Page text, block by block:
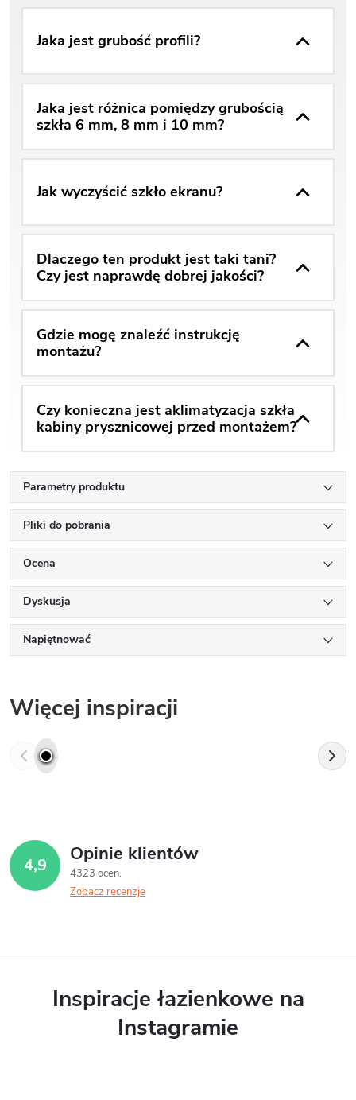
Jaka jest grubość profili?
Jaka jest różnica pomiędzy grubością
szkła 6 mm, 8 mm i 10 mm?
Jak wyczyścić szkło ekranu?
Dlaczego ten produkt jest taki tani?
Czy jest naprawdę dobrej jakości?
Gdzie mogę znaleźć instrukcję
montażu?
Czy konieczna jest aklimatyzacja szkła
kabiny prysznicowej przed montażem?
Parametry produktu
Pliki do pobrania
Ocena
Dyskusja
Napiętnować
Więcej inspiracji
4,9 Opinie klientów
4323 ocen
Zobacz recenzje
Inspiracje łazienkowe na
Instagramie